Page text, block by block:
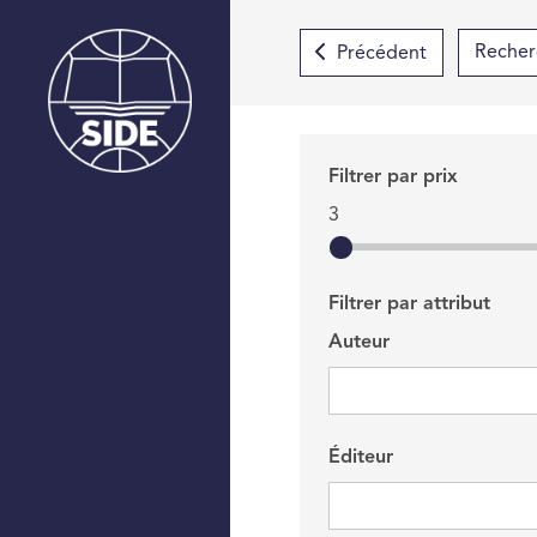
Précédent
Filtrer par prix
3
Filtrer par attribut
Auteur
Éditeur